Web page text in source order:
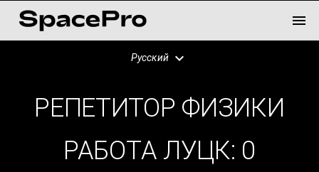
Русский
РЕПЕТИТОР ФИЗИКИ
РАБОТА ЛУЦК: 0